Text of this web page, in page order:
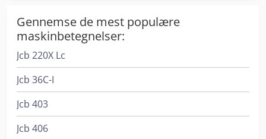
Gennemse de mest populære
maskinbetegnelser:
Jcb 220X Lc
Jcb 36C-I
Jcb 403
Jcb 406